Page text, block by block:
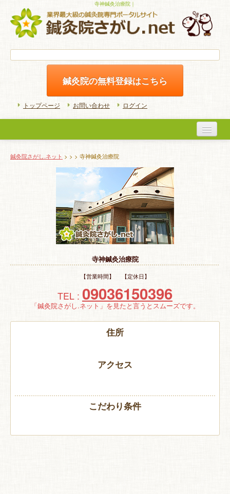
寺神鍼灸治療院｜
鍼灸院の無料登録はこちら
トップページ お問い合わせ ログイン
初めての方へ
よくある質問
ホームケア
特 集
お悩み解決！
鍼灸院さがし.ネット > > > 寺神鍼灸治療院
寺神鍼灸治療院
【営業時間】 【定休日】
TEL : 09036150396
「鍼灸院さがし.ネット」を見たと言うとスムーズです。
住所
アクセス
こだわり条件